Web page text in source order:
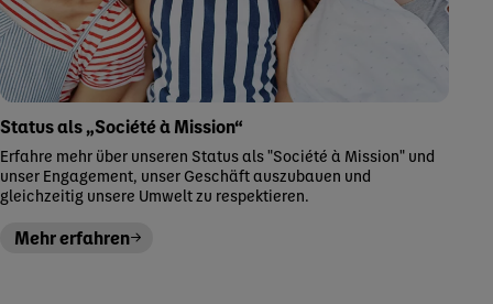
Status als „Société à Mission“
Erfahre mehr über unseren Status als "Société à Mission" und
unser Engagement, unser Geschäft auszubauen und
gleichzeitig unsere Umwelt zu respektieren.
Mehr erfahren